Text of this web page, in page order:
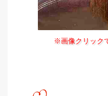
※画像クリック